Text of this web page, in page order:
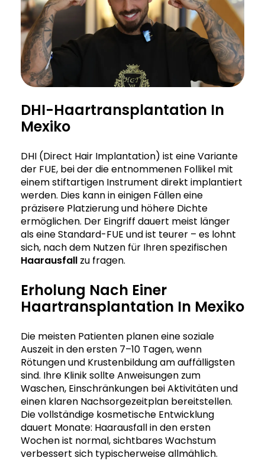
DHI-Haartransplantation In
Mexiko
DHI (Direct Hair Implantation) ist eine Variante
der FUE, bei der die entnommenen Follikel mit
einem stiftartigen Instrument direkt implantiert
werden. Dies kann in einigen Fällen eine
präzisere Platzierung und höhere Dichte
ermöglichen. Der Eingriff dauert meist länger
als eine Standard-FUE und ist teurer – es lohnt
sich, nach dem Nutzen für Ihren spezifischen
Haarausfall zu fragen.
Erholung Nach Einer
Haartransplantation In Mexiko
Die meisten Patienten planen eine soziale
Auszeit in den ersten 7–10 Tagen, wenn
Rötungen und Krustenbildung am auffälligsten
sind. Ihre Klinik sollte Anweisungen zum
Waschen, Einschränkungen bei Aktivitäten und
einen klaren Nachsorgezeitplan bereitstellen.
Die vollständige kosmetische Entwicklung
dauert Monate: Haarausfall in den ersten
Wochen ist normal, sichtbares Wachstum
verbessert sich typischerweise allmählich.